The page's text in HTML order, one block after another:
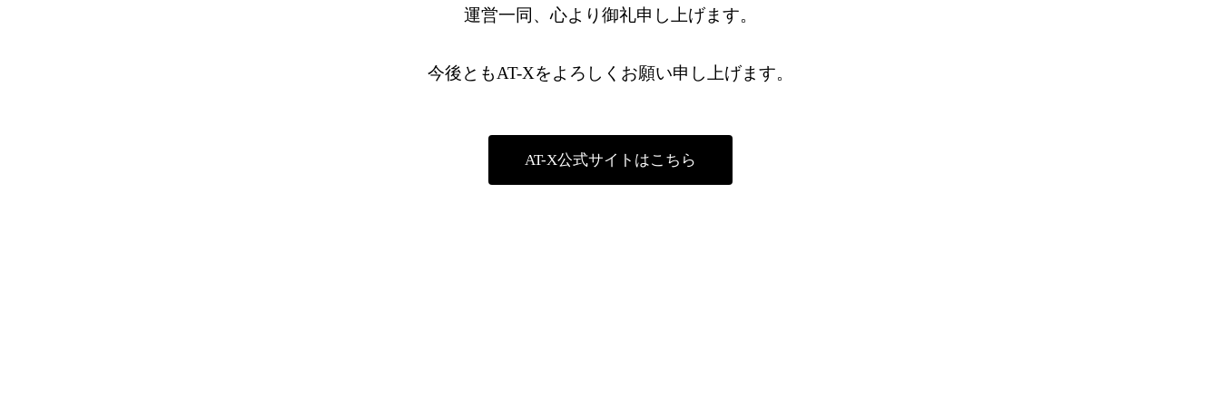
運営一同、心より御礼申し上げます。
今後ともAT-Xをよろしくお願い申し上げます。
AT-X公式サイトはこちら